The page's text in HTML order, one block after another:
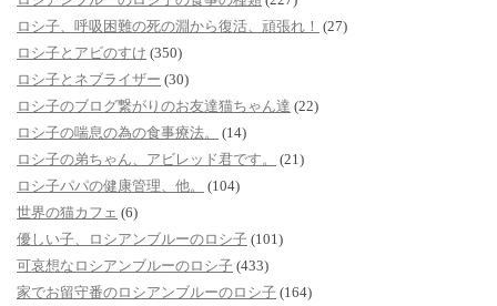
ロシ子、呼吸困難の死の淵から復活、頑張れ！ (27)
ロシ子とアビのすけ (350)
ロシ子とネブライザー (30)
ロシ子のブログ繋がりのお友達猫ちゃん達 (22)
ロシ子の喘息の為の食事療法。
(14)
ロシ子の弟ちゃん、アビレッド君です。
(21)
ロシ子パパの健康管理、他。
(104)
世界の猫カフェ (6)
優しい子、ロシアンブルーのロシ子 (101)
可哀想なロシアンブルーのロシ子 (433)
家でお留守番のロシアンブルーのロシ子 (164)